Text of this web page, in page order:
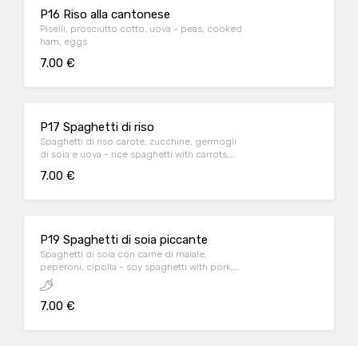
P16 Riso alla cantonese
Piselli, prosciutto cotto, uova - peas, cooked
ham, eggs
7.00 €
P17 Spaghetti di riso
Spaghetti di riso carote, zucchine, germogli
di soia e uova - rice spaghetti with carrots,
7.00 €
P19 Spaghetti di soia piccante
Spaghetti di soia con carne di maiale,
peperoni, cipolla - soy spaghetti with pork,
peppers, onion
7.00 €